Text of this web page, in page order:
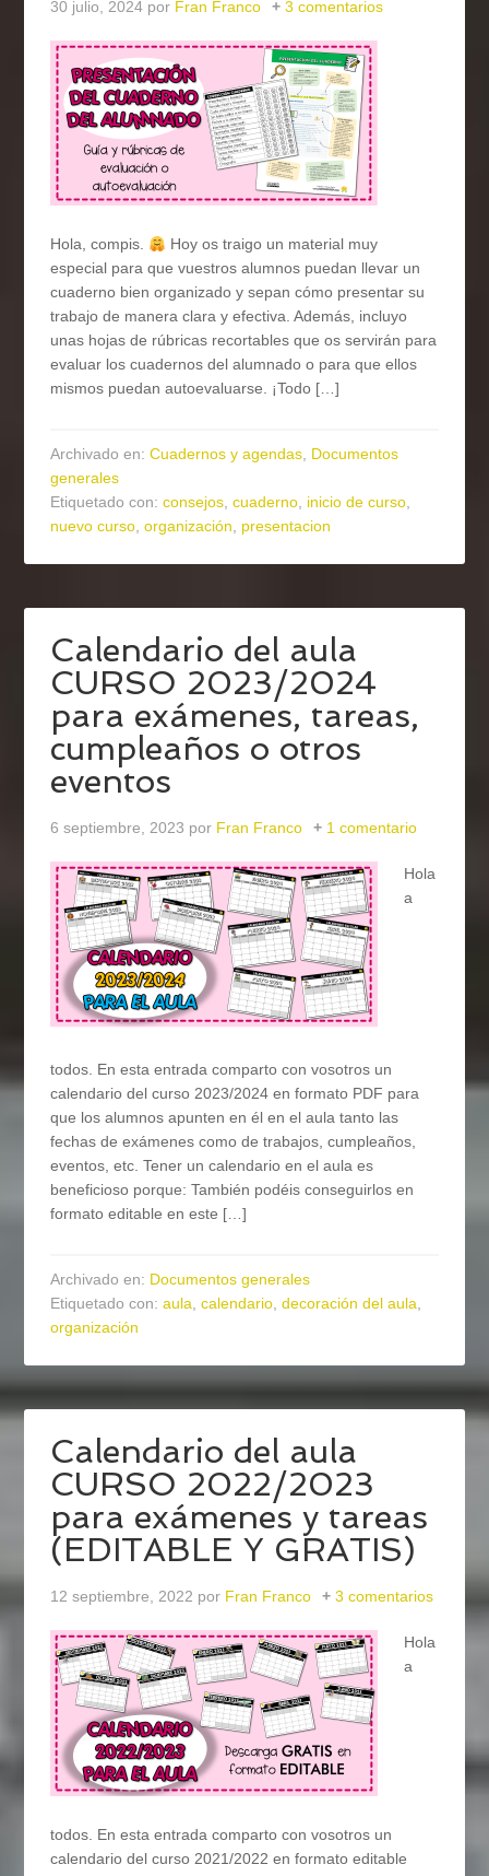
30 julio, 2024 por Fran Franco 3 comentarios
Hola, compis.
Hoy os traigo un material muy
especial para que vuestros alumnos puedan llevar un
cuaderno bien organizado y sepan cómo presentar su
trabajo de manera clara y efectiva. Además, incluyo
unas hojas de rúbricas recortables que os servirán para
evaluar los cuadernos del alumnado o para que ellos
mismos puedan autoevaluarse. ¡Todo […]
Archivado en:Cuadernos y agendas, Documentos
generales
Etiquetado con:consejos,cuaderno, inicio de curso,
nuevo curso,organización, presentacion
Calendario del aula
CURSO 2023/2024
para exámenes, tareas,
cumpleaños o otros
eventos
6 septiembre, 2023 por Fran Franco 1 comentario
Hola
a
todos. En esta entrada comparto con vosotros un
calendario del curso 2023/2024 en formato PDF para
que los alumnos apunten en él en el aula tanto las
fechas de exámenes como de trabajos, cumpleaños,
eventos, etc. Tener un calendario en el aula es
beneficioso porque: También podéis conseguirlos en
formato editable en este […]
Archivado en: Documentos generales
Etiquetado con:aula,calendario,decoración del aula,
organización
Calendario del aula
CURSO 2022/2023
para exámenes y tareas
(EDITABLE Y GRATIS)
12 septiembre, 2022 por Fran Franco 3 comentarios
Hola
a
todos. En esta entrada comparto con vosotros un
calendario del curso 2021/2022 en formato editable